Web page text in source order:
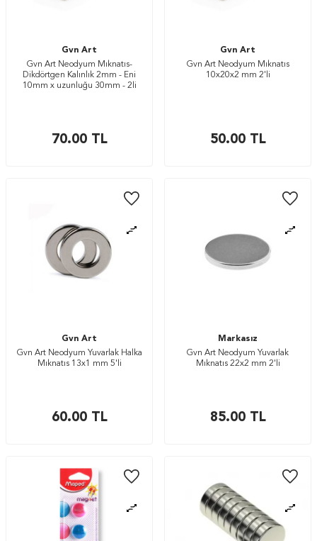
Gvn Art
Gvn Art Neodyum Mıknatıs-
Dikdörtgen Kalınlık 2mm - Eni
10mm x uzunluğu 30mm - 2li
70.00TL
Gvn Art
Gvn Art Neodyum Mıknatıs
10x20x2 mm 2'li
50.00TL
Gvn Art
Gvn Art Neodyum Yuvarlak Halka
Mıknatıs 13x1 mm 5'li
60.00TL
Markasız
Gvn Art Neodyum Yuvarlak
Mıknatıs 22x2 mm 2'li
85.00TL